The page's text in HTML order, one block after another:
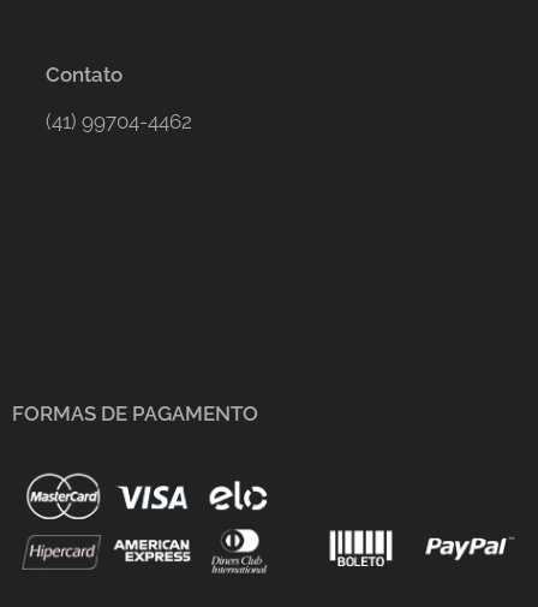
Contato
(41) 99704-4462
FORMAS DE PAGAMENTO